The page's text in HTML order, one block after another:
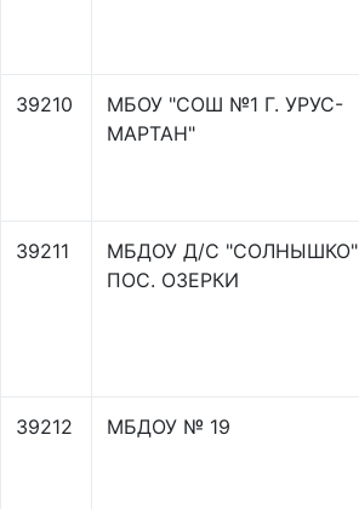
39210
МБОУ "СОШ №1 Г. УРУС-
МАРТАН"
39211
МБДОУ Д/С "СОЛНЫШКО"
ПОС. ОЗЕРКИ
39212 МБДОУ № 19